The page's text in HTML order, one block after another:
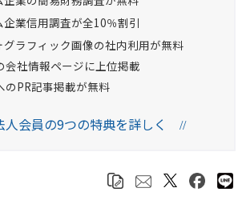
企業信用調査が全10％割引
グラフィック画像の社内利用が無料
会社情報ページに上位掲載
のPR記事掲載が無料
会員の9つの特典を詳しく //